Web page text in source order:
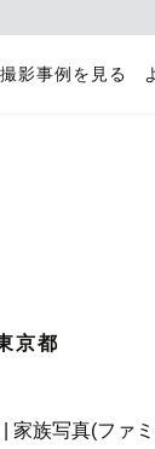
撮影事例を見る
京都